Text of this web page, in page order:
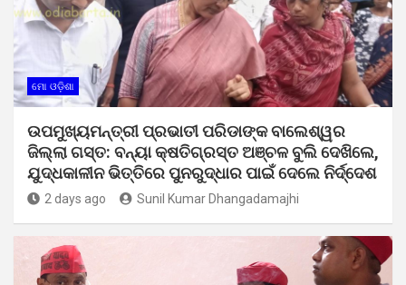
ମୋ ଓଡ଼ିଶା
ଉପମୁଖ୍ୟମନ୍ତ୍ରୀ ପ୍ରଭାତୀ ପରିଡାଙ୍କ ବାଲେଶ୍ୱର
ଜିଲ୍ଲା ଗସ୍ତ: ବନ୍ୟା କ୍ଷତିଗ୍ରସ୍ତ ଅଞ୍ଚଳ ବୁଲି ଦେଖିଲେ,
ଯୁଦ୍ଧକାଳୀନ ଭିତ୍ତିରେ ପୁନରୁଦ୍ଧାର ପାଇଁ ଦେଲେ ନିର୍ଦ୍ଦେଶ
2 days ago Sunil Kumar Dhangadamajhi